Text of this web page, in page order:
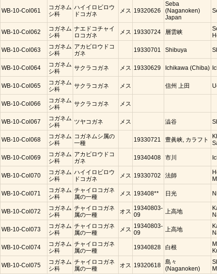
WB-10-Col061
コガネム
シ科
ハイイロビロウ
ドコガネ
メス 19320626
Seba
(Naganoken)
Japan
WB-10-Col062
コガネム
シ科
ナエドコチャイ
ロコガネ
メス 19330724 層雲峡
WB-10-Col063
コガネム
シ科
アカビロウドコ
ガネ
19330701 Shibuya
WB-10-Col064
コガネム
シ科
サクラコガネ メス 19330629 Ichikawa (Chiba)
WB-10-Col065
コガネム
シ科
サクラコガネ メス 信州 上田
WB-10-Col066
コガネム
シ科
サクラコガネ メス
WB-10-Col067
コガネム
シ科
ツヤコガネ メス 澁谷
WB-10-Col068
コガネム
シ科
コガネムシ属の
一種
19330721 豊眞峡, カラフト
WB-10-Col069
コガネム
シ科
アカビロウドコ
ガネ
19340408 市川
WB-10-Col070
コガネム
シ科
ハイイロビロウ
ドコガネ
メス 19330702 法師
WB-10-Col071
コガネム
シ科
チャイロコガネ
属の一種
メス 193408** 日光
WB-10-Col072
コガネム
シ科
チャイロコガネ
属の一種
オス 19340803-
09
上高地
WB-10-Col073
コガネム
シ科
チャイロコガネ
属の一種
メス 19340803-
09
上高地
WB-10-Col074
コガネム
シ科
チャイロコガネ
属の一種
19340828 白根
WB-10-Col075
コガネム
シ科
チャイロコガネ
属の一種
オス 19320618
島々
(Naganoken)